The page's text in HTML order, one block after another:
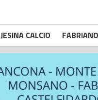
JESINA CALCIO